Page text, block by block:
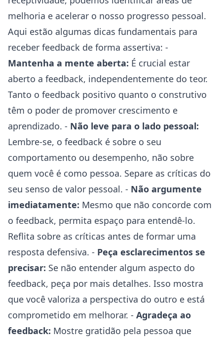
melhoria e acelerar o nosso progresso pessoal.
Aqui estão algumas dicas fundamentais para
receber feedback de forma assertiva: -
Mantenha a mente aberta: É crucial estar
aberto a feedback, independentemente do teor.
Tanto o feedback positivo quanto o construtivo
têm o poder de promover crescimento e
aprendizado. - Não leve para o lado pessoal:
Lembre-se, o feedback é sobre o seu
comportamento ou desempenho, não sobre
quem você é como pessoa. Separe as críticas do
seu senso de valor pessoal. - Não argumente
imediatamente: Mesmo que não concorde com
o feedback, permita espaço para entendê-lo.
Reflita sobre as críticas antes de formar uma
resposta defensiva. - Peça esclarecimentos se
precisar: Se não entender algum aspecto do
feedback, peça por mais detalhes. Isso mostra
que você valoriza a perspectiva do outro e está
comprometido em melhorar. - Agradeça ao
feedback: Mostre gratidão pela pessoa que